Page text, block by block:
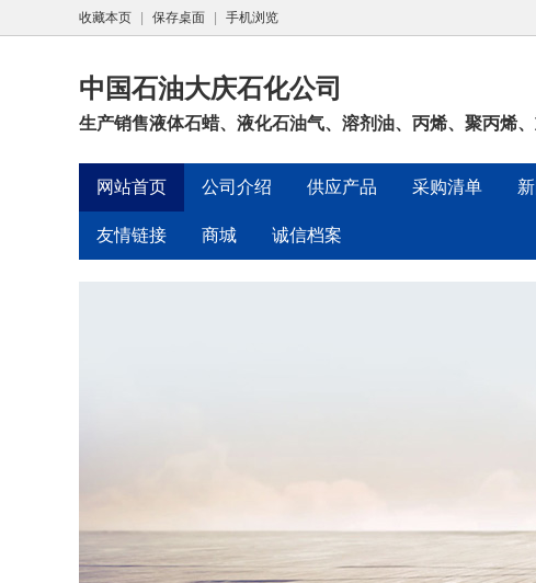
收藏本页 保存桌面 手机浏览
中国石油大庆石化公司
生产销售液体石蜡、液化石油气、溶剂油、丙烯、聚丙烯
网站首页 公司介绍 供应产品 采购清单
友情链接 商城 诚信档案